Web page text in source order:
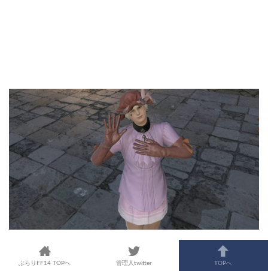
上からのアングルだと生足が
ほとんど気にならないという事に気付く。
ぶらりFF14 TOPへ 管理人twitter TOPへ